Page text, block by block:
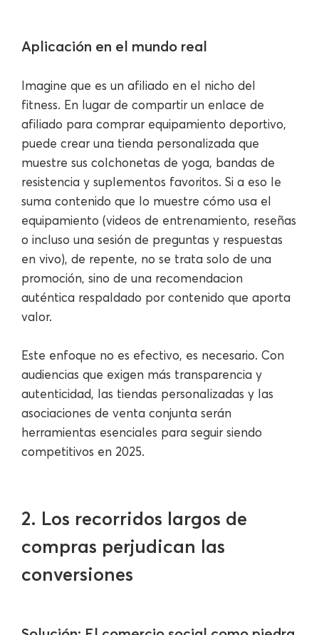
Aplicación en el mundo real
Imagine que es un afiliado en el nicho del
fitness. En lugar de compartir un enlace de
afiliado para comprar equipamiento deportivo,
puede crear una tienda personalizada que
muestre sus colchonetas de yoga, bandas de
resistencia y suplementos favoritos. Si a eso le
suma contenido que lo muestre cómo usa el
equipamiento (videos de entrenamiento, reseñas
o incluso una sesión de preguntas y respuestas
en vivo), de repente, no se trata solo de una
promoción, sino de una recomendacion
auténtica respaldado por contenido que aporta
valor.
Este enfoque no es efectivo, es necesario. Con
audiencias que exigen más transparencia y
autenticidad, las tiendas personalizadas y las
asociaciones de venta conjunta serán
herramientas esenciales para seguir siendo
competitivos en 2025.
2. Los recorridos largos de
compras perjudican las
conversiones